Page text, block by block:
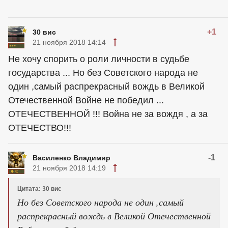
30 вис +1
21 ноября 2018 14:14
Не хочу спорить о роли личности в судьбе
государства ... Но без Советского народа не
один ,самый распрекрасный вождь в Великой
Отечественной Войне не победил ...
ОТЕЧЕСТВЕННОЙ !!! Война не за вождя , а за
ОТЕЧЕСТВО!!!
Василенко Владимир -1
21 ноября 2018 14:19
Цитата: 30 вис
Но без Советского народа не один ,самый
распрекрасный вождь в Великой Отечественной